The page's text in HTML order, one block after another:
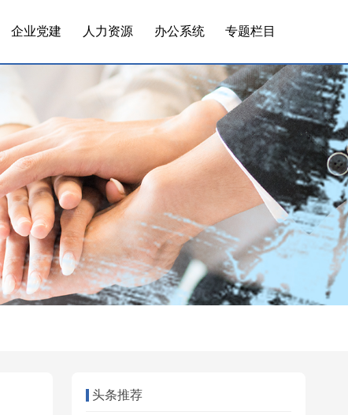
企业党建 人力资源 办公系统 专题栏目
头条推荐